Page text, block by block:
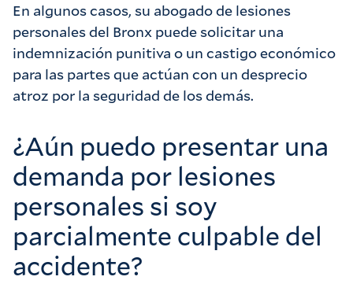
En algunos casos, su abogado de lesiones
personales del Bronx puede solicitar una
indemnización punitiva o un castigo económico
para las partes que actúan con un desprecio
atroz por la seguridad de los demás.
¿Aún puedo presentar una
demanda por lesiones
personales si soy
parcialmente culpable del
accidente?